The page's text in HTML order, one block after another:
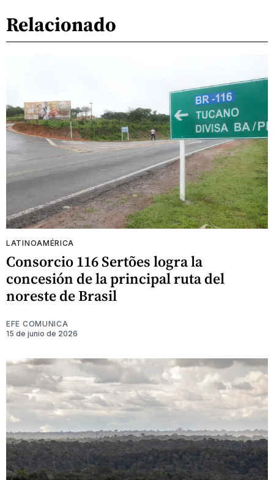
Relacionado
LATINOAMÉRICA
Consorcio 116 Sertões logra la
concesión de la principal ruta del
noreste de Brasil
EFE COMUNICA
15 de junio de 2026